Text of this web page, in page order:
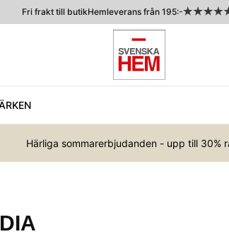
Fri frakt till butikHemleverans från 195:-
Härliga sommarerbjudanden - upp till 30%